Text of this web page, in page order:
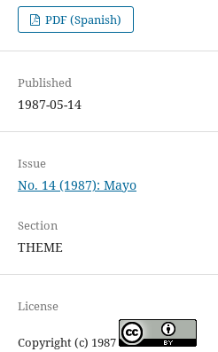
PDF (Spanish)
Published
1987-05-14
Issue
No. 14 (1987): Mayo
Section
THEME
License
Copyright (c) 1987